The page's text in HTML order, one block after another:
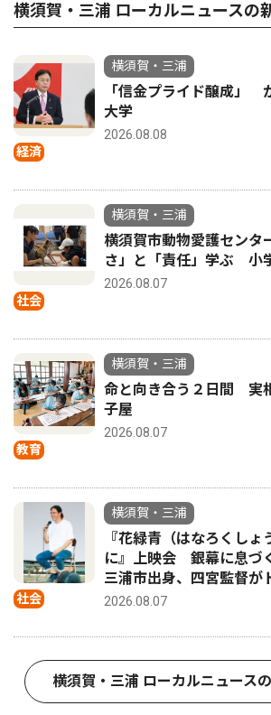
横須賀・三浦 ローカルニュースの
経済
横須賀・三浦
「信金プライド醸成」
大学
2026.08.08
社会
横須賀・三浦
横須賀市動物愛護セン
さ」と「責任」学ぶ 小
2026.08.07
教育
横須賀・三浦
命と向き合う２日間 実
子屋
2026.08.07
社会
横須賀・三浦
『花緑青（はなろくしょ
に』上映会 銀幕に息づ
三浦市出身、四宮監督が
2026.08.07
横須賀・三浦 ローカルニュース